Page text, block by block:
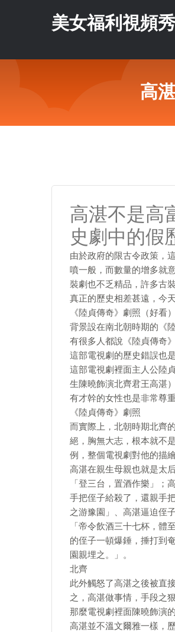
美女福利視頻秀
高
高湛不是高
史劇中的假
由於政府的限古令政策，
噴一般，而數量的增多就
裝劇也不乏精品，許多古
真正的歷史相差甚遠，今
《陸貞傳奇》劇照（好看）
背景設在南北朝時期的《
有很多人都說《陸貞傳奇
這部電視劇的歷史錯誤也
這部電視劇裡面主人公陸
生陳曉飾演北齊君王高湛
有才幹的女性也是非常尊重
《陸貞傳奇》劇照
而實際上，北朝時期北齊
絕，胸無大志，根本就不
例，整個電視劇對他的描
高湛在親生母親也就是太
「登三台，置酒作樂」
手把侄子給殺了，還親手
之游豫園」、高湛逼迫侄
「帝令飲酒三十七杯，
的侄子一頓爆錘，捶打到
園親埋之。」。
北齊
此外觸怒了高湛之後被直
之，高湛做事情，手段之
那麼電視劇裡面陳曉飾演
高湛並不溫文爾雅一樣，